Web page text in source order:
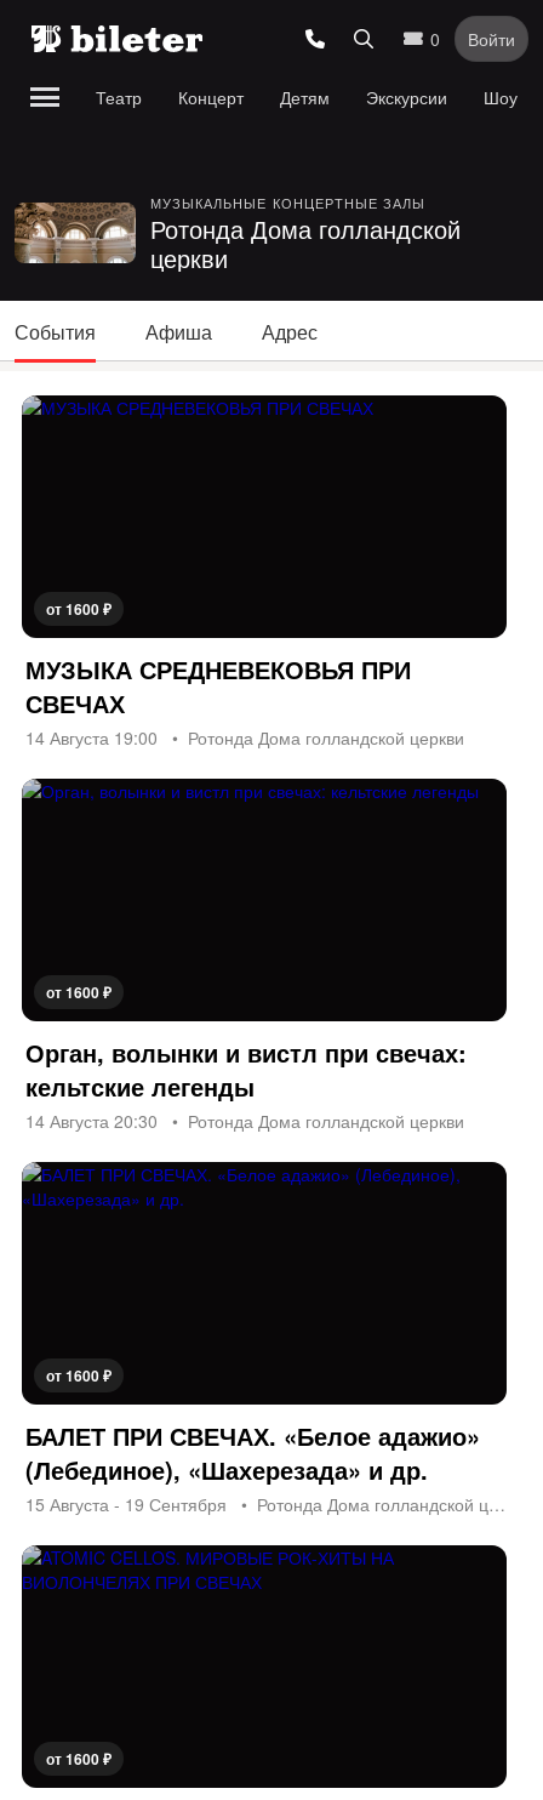
0 Войти
Театр Концерт Детям Экскурсии Шоу
МУЗЫКАЛЬНЫЕ КОНЦЕРТНЫЕ ЗАЛЫ
Ротонда Дома голландской
церкви
События Афиша Адрес
от 1600 ₽
МУЗЫКА СРЕДНЕВЕКОВЬЯ ПРИ
СВЕЧАХ
14 Августа 19:00 Ротонда Дома голландской церкви
от 1600 ₽
Орган, волынки и вистл при свечах:
кельтские легенды
14 Августа 20:30 Ротонда Дома голландской церкви
от 1600 ₽
БАЛЕТ ПРИ СВЕЧАХ. «Белое адажио»
(Лебединое), «Шахерезада» и др.
15 Августа - 19 Сентября Ротонда Дома голландской церкви
от 1600 ₽